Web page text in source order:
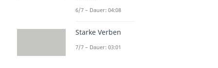
6/7 – Dauer: 04:08
Starke Verben
7/7 – Dauer: 03:01